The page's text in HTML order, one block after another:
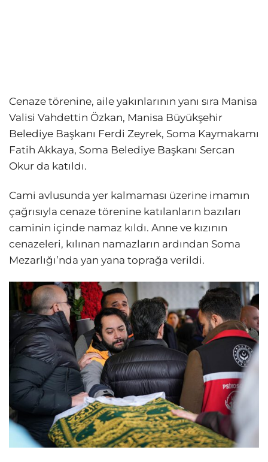
Cenaze törenine, aile yakınlarının yanı sıra Manisa
Valisi Vahdettin Özkan, Manisa Büyükşehir
Belediye Başkanı Ferdi Zeyrek, Soma Kaymakamı
Fatih Akkaya, Soma Belediye Başkanı Sercan
Okur da katıldı.
Cami avlusunda yer kalmaması üzerine imamın
çağrısıyla cenaze törenine katılanların bazıları
caminin içinde namaz kıldı. Anne ve kızının
cenazeleri, kılınan namazların ardından Soma
Mezarlığı’nda yan yana toprağa verildi.